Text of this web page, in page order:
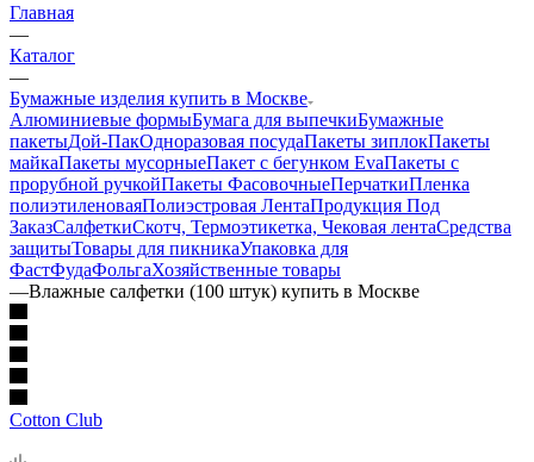
Главная
—
Каталог
—
Бумажные изделия купить в Москве
Алюминиевые формыБумага для выпечкиБумажные
пакетыДой-ПакОдноразовая посудаПакеты зиплокПакеты
майкаПакеты мусорныеПакет с бегунком EvaПакеты с
прорубной ручкойПакеты ФасовочныеПерчаткиПленка
полиэтиленоваяПолиэстровая ЛентаПродукция Под
ЗаказСалфеткиСкотч, Термоэтикетка, Чековая лентаСредства
защитыТовары для пикникаУпаковка для
ФастФудаФольгаХозяйственные товары
—Влажные салфетки (100 штук) купить в Москве
Cotton Club